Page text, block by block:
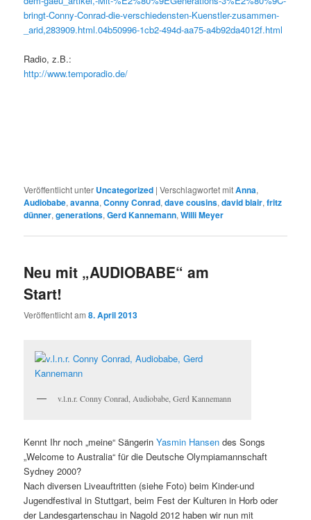
bringt-Conny-Conrad-die-verschiedensten-Kuenstler-zusammen-
_arid,283909.html.04b50996-1cb2-494d-aa75-a4b92da4012f.html
Radio, z.B.:
http://www.temporadio.de/
Veröffentlicht unter Uncategorized |Verschlagwortet mitAnna,
Audiobabe,avanna,Conny Conrad,dave cousins,david blair,fritz
dünner,generations,Gerd Kannemann,Willi Meyer
Neu mit „AUDIOBABE“ am
Start!
Veröffentlicht am8. April 2013
v.l.n.r. Conny Conrad, Audiobabe, Gerd Kannemann
Kennt Ihr noch „meine“ SängerinYasmin Hansen des Songs
„Welcome to Australia“ für die Deutsche Olympiamannschaft
Sydney 2000?
Nach diversen Liveauftritten (siehe Foto) beim Kinder-und
Jugendfestival in Stuttgart, beim Fest der Kulturen in Horb oder
der Landesgartenschau in Nagold 2012 haben wir nun mit